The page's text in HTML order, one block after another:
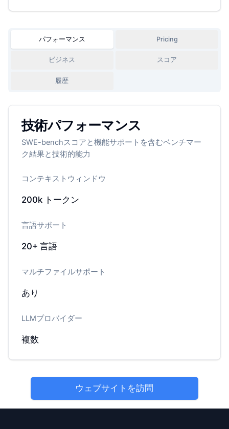
パフォーマンス Pricing
ビジネス スコア
履歴
技術パフォーマンス
SWE-benchスコアと機能サポートを含むベンチマー
ク結果と技術的能力
コンテキストウィンドウ
200k トークン
言語サポート
20+言語
マルチファイルサポート
あり
LLMプロバイダー
複数
ウェブサイトを訪問